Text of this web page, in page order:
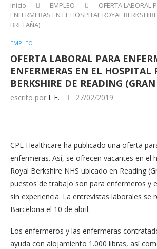
Inicio EMPLEO
OFERTA LABORAL
ENFERMERAS EN EL HOSPITAL ROYAL
BRETAÑA)
EMPLEO
OFERTA LABORAL PARA
ENFERMERAS EN EL HOSPITAL
BERKSHIRE DE READING
escrito por I. F. 27/02/2019
CPL Healthcare ha publicado una oferta
enfermeras. Así, se ofrecen vacantes en el
Royal Berkshire NHS ubicado en Reading
puestos de trabajo son para enfermeros y
sin experiencia. La entrevistas laborales se
Barcelona el 10 de abril.
Los enfermeros y las enfermeras
ayuda con alojamiento 1.000 libras, así